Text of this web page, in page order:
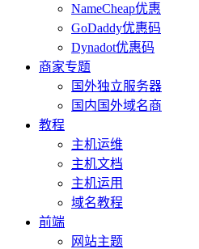
NameCheap优惠
GoDaddy优惠码
Dynadot优惠码
商家专题
国外独立服务器
国内国外域名商
教程
主机运维
主机文档
主机运用
域名教程
前端
网站主题